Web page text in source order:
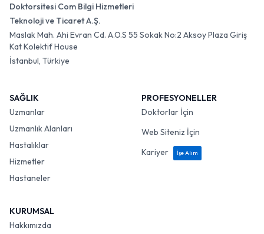
Doktorsitesi Com Bilgi Hizmetleri
Teknoloji ve Ticaret A.Ş.
Maslak Mah. Ahi Evran Cd. A.O.S 55 Sokak No:2 Aksoy Plaza Giriş
Kat Kolektif House
İstanbul, Türkiye
SAĞLIK
Uzmanlar
Uzmanlık Alanları
Hastalıklar
Hizmetler
Hastaneler
PROFESYONELLER
Doktorlar İçin
Web Siteniz İçin
Kariyer
İşe Alım
KURUMSAL
Hakkımızda